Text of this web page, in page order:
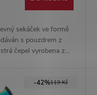
sekáček ve formě
s pouzdrem z
čepel vyrobena z
119 Kč
-42%